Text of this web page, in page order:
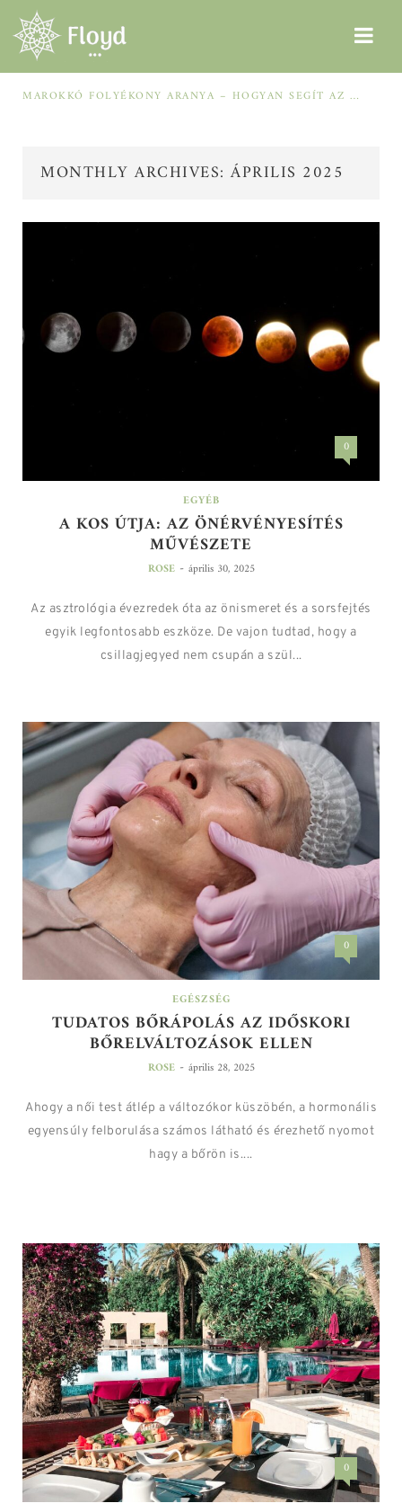
DELL SZERVER A VÁLLALATI NÖVEKEDÉSÉRT: HOGYAN ELŐZHETŐ MEG A MILLIÓS LEÁLLÁS?
MONTHLY ARCHIVES: ÁPRILIS 2025
0
EGYÉB
A KOS ÚTJA: AZ ÖNÉRVÉNYESÍTÉS
MŰVÉSZETE
ROSE - április 30, 2025
Az asztrológia évezredek óta az önismeret és a sorsfejtés
egyik legfontosabb eszköze. De vajon tudtad, hogy a
csillagjegyed nem csupán a szül...
0
EGÉSZSÉG
TUDATOS BŐRÁPOLÁS AZ IDŐSKORI
BŐRELVÁLTOZÁSOK ELLEN
ROSE - április 28, 2025
Ahogy a női test átlép a változókor küszöbén, a hormonális
egyensúly felborulása számos látható és érezhető nyomot
hagy a bőrön is....
0